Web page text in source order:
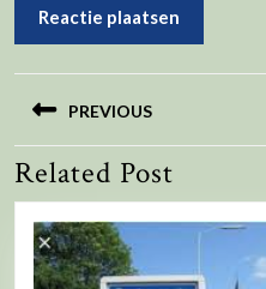
Bericht
navigatie
PREVIOUS
Vorig
bericht:
Related Post